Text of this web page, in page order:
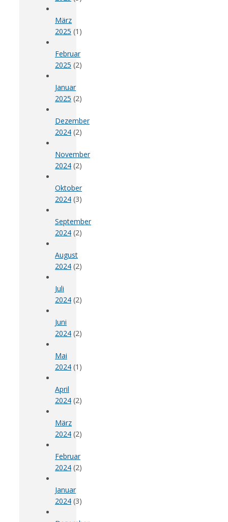
März
2025 (1)
Februar
2025 (2)
Januar
2025 (2)
Dezember
2024 (2)
November
2024 (2)
Oktober
2024 (3)
September
2024 (2)
August
2024 (2)
Juli
2024 (2)
Juni
2024 (2)
Mai
2024 (1)
April
2024 (2)
März
2024 (2)
Februar
2024 (2)
Januar
2024 (3)